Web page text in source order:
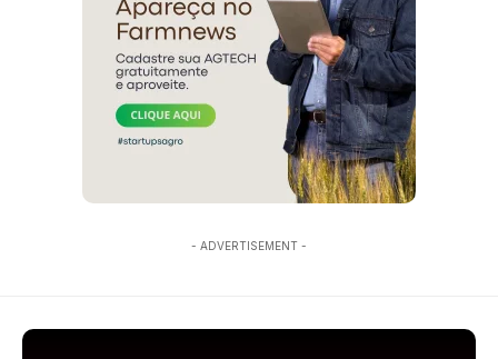
- ADVERTISEMENT -